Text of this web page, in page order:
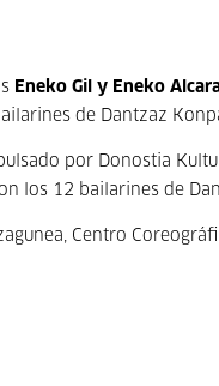
Eneko Gil y Eneko
de Dantzaz
por Donostia
los 12 bailarines de
Centro